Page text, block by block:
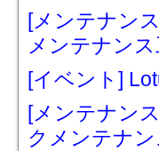
[メンテナン
メンテナン
[イベント]
[メンテナン
クメンテナ